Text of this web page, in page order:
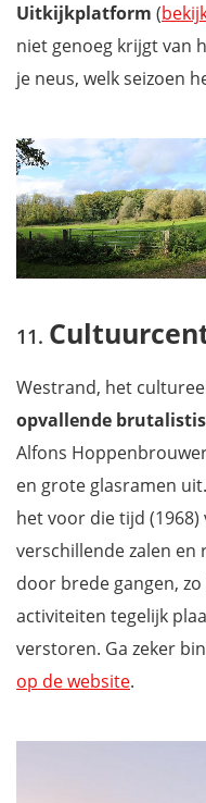
Uitkijkplatform (
niet genoeg krijgt van
je neus, welk seizoen
Westrand, het
opvallende
Alfons
en grote glasramen
het voor die tijd
verschillende zalen
door brede gangen,
activiteiten tegelijk
verstoren. Ga zeker
op de website.